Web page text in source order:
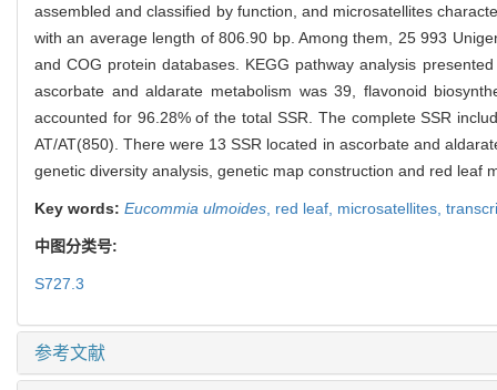
assembled and classified by function, and microsatellites
with an average length of 806.90 bp. Among them, 25 993
and COG protein databases. KEGG pathway analysis
ascorbate and aldarate metabolism was 39, flavonoid
accounted for 96.28% of the total SSR. The complete SSR
AT/AT(850). There were 13 SSR located in ascorbate and
genetic diversity analysis, genetic map construction and red leaf
Key words: Eucommia ulmoides red leaf, microsatellites,
中图分类号:
S727.3
参考文献